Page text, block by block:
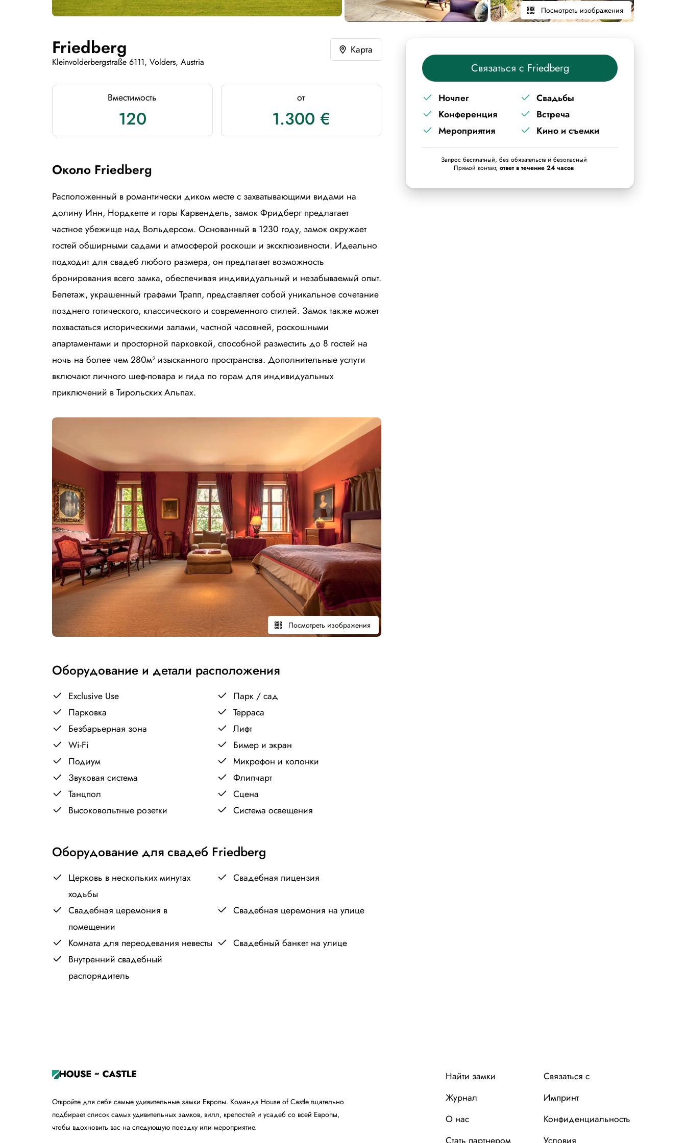
Посмотреть изображения
Friedberg
Kleinvolderbergstraße 6111, Volders, Austria
Карта
Вместимость
120
от
1.300 €
Около Friedberg
Расположенный в романтически диком месте с захватывающими видами на
долину Инн, Нордкетте и горы Карвендель, замок Фридберг предлагает
частное убежище над Вольдерсом. Основанный в 1230 году, замок окружает
гостей обширными садами и атмосферой роскоши и эксклюзивности. Идеально
подходит для свадеб любого размера, он предлагает возможность
бронирования всего замка, обеспечивая индивидуальный и незабываемый опыт.
Белетаж, украшенный графами Трапп, представляет собой уникальное сочетание
позднего готического, классического и современного стилей. Замок также может
похвастаться историческими залами, частной часовней, роскошными
апартаментами и просторной парковкой, способной разместить до 8 гостей на
ночь на более чем 280м² изысканного пространства. Дополнительные услуги
включают личного шеф-повара и гида по горам для индивидуальных
приключений в Тирольских Альпах.
Посмотреть изображения
Оборудование и детали расположения
Exclusive Use
Парк / сад
Парковка
Терраса
Безбарьерная зона
Лифт
Wi-Fi
Бимер и экран
Подиум
Микрофон и колонки
Звуковая система
Флипчарт
Танцпол
Сцена
Высоковольтные розетки
Система освещения
Оборудование для свадеб Friedberg
Церковь в нескольких минутах
ходьбы
Свадебная лицензия
Свадебная церемония в
помещении
Свадебная церемония на улице
Комната для переодевания невесты
Свадебный банкет на улице
Внутренний свадебный
распорядитель
Связаться с Friedberg
Ночлег
Свадьбы
Конференция
Встреча
Мероприятия
Кино и съемки
Запрос бесплатный, без обязательств и безопасный
Прямой контакт, ответ в течение 24 часов
Откройте для себя самые удивительные замки Европы. Команда House of Castle тщательно
подбирает список самых удивительных замков, вилл, крепостей и усадеб со всей Европы,
чтобы вдохновить вас на следующую поездку или мероприятие.
Найти замки
Журнал
О нас
Связаться с
Импринт
Конфиденциальность